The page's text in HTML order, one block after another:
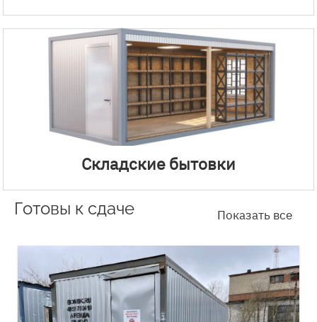
Складские бытовки
Готовы к сдаче Показать все